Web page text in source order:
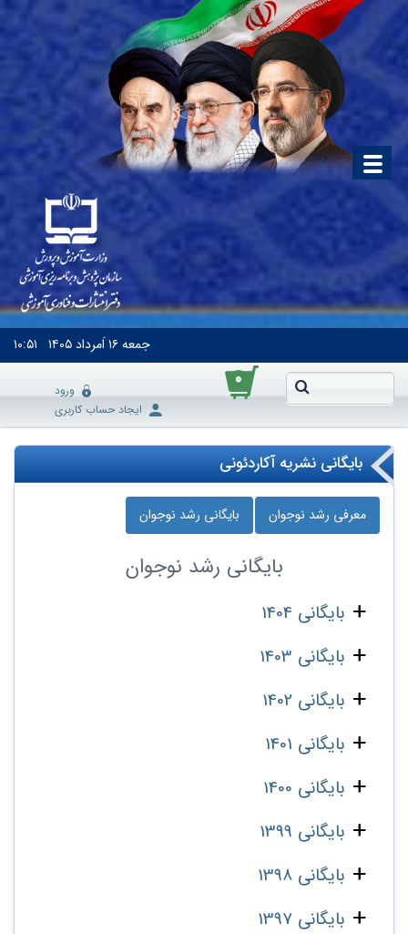
جمعه۱۶ اَمرداد ۱۴۰۵ ۱۰:۵۱
۰
ورود
ایجاد حساب کاربری
بایگانی نشریه آکاردئونی
معرفی رشد نوجوان بایگانی رشد نوجوان
بایگانی رشد نوجوان
بایگانی 1404
بایگانی 1403
بایگانی 1402
بایگانی 1401
بایگانی 1400
بایگانی 1399
بایگانی 1398
بایگانی 1397